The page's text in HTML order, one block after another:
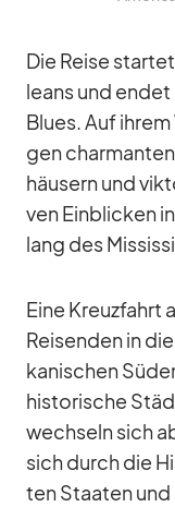
Die Reise
leans und
Blues. Auf
gen
häu­sern und
ven Ein­bli­cken
lang des
Eine Kreuz­fahrt
Rei­sen­den in
ka­ni­schen
his­to­ri­sche
wech­seln sich
sich durch die
ten Staa­ten